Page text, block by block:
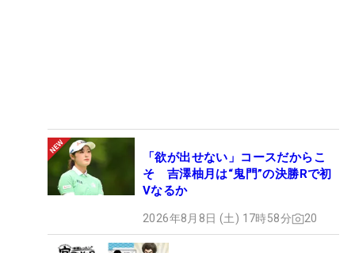
「欲が出せない」コースだからこ
そ 吉澤柚月は“鬼門”の決勝Rで初
Vなるか
2026年8月8日 (土) 17時58分 20